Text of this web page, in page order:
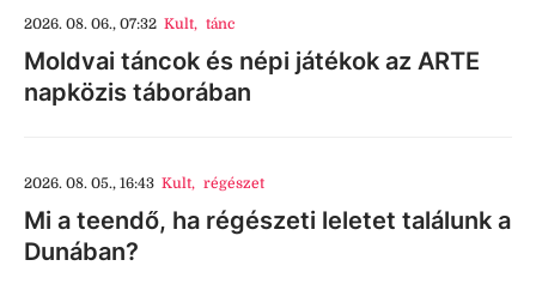
2026. 08. 06., 07:32 Kult, tánc
Moldvai táncok és népi játékok az ARTE
napközis táborában
2026. 08. 05., 16:43 Kult, régészet
Mi a teendő, ha régészeti leletet találunk a
Dunában?